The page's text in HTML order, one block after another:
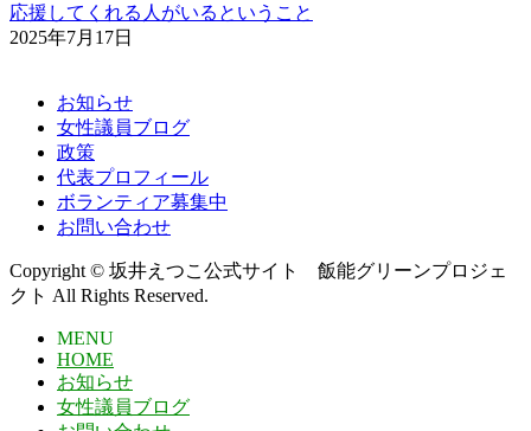
応援してくれる人がいるということ
2025年7月17日
お知らせ
女性議員ブログ
政策
代表プロフィール
ボランティア募集中
お問い合わせ
Copyright © 坂井えつこ公式サイト 飯能グリーンプロジェ
クト All Rights Reserved.
MENU
HOME
お知らせ
女性議員ブログ